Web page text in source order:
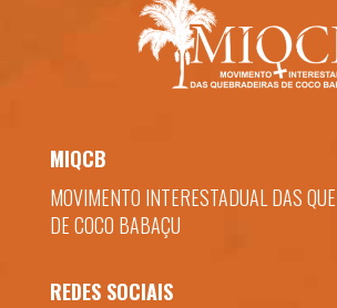
MIQCB
MOVIMENTO INTERESTADUAL DAS
DE COCO BABAÇU
REDES SOCIAIS